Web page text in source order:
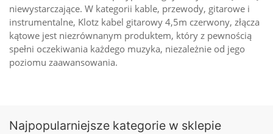
niewystarczające. W kategorii kable, przewody, gitarowe i
instrumentalne, Klotz kabel gitarowy 4,5m czerwony, złącza
kątowe jest niezrównanym produktem, który z pewnością
spełni oczekiwania każdego muzyka, niezależnie od jego
poziomu zaawansowania.
Najpopularniejsze kategorie w sklepie